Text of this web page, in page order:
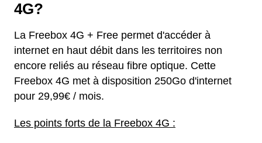
4G?
La Freebox 4G + Free permet d'accéder à
internet en haut débit dans les territoires non
encore reliés au réseau fibre optique. Cette
Freebox 4G met à disposition 250Go d'internet
pour 29,99€ / mois.
Les points forts de la Freebox 4G :